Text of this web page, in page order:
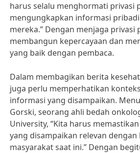
harus selalu menghormati privasi
mengungkapkan informasi
mereka.” Dengan menjaga privasi
membangun kepercayaan dan
yang baik dengan pembaca.
Dalam membagikan berita
juga perlu memperhatikan
informasi yang disampaikan.
Gorski, seorang ahli bedah
University, “Kita harus
yang disampaikan relevan
masyarakat saat ini.” Dengan